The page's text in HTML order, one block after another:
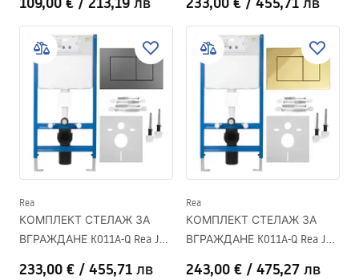
Rea
КОМПЛЕКТ СТЕЛАЖ ЗА
ВГРАЖДАНЕ K011A-Q Rea J
233,00 € / 455,71 лв
Rea
КОМПЛЕКТ СТЕЛАЖ ЗА
ВГРАЖДАНЕ K011A-Q Rea J
243,00 € / 475,27 лв